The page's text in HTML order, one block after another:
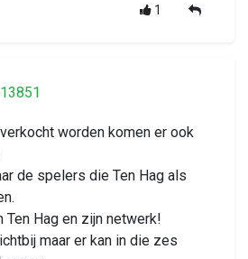
1
worden komen er ook
de spelers die Ten Hag als
Ten Hag en zijn netwerk!
maar er kan in die zes